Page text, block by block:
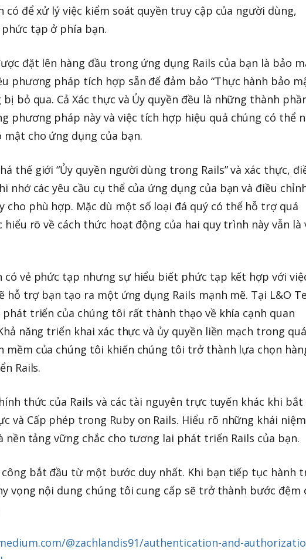
có để xử lý việc kiểm soát quyền truy cập của người dùng,
tạp ở phía bạn.
đặt lên hàng đầu trong ứng dụng Rails của bạn là bảo
phương pháp tích hợp sẵn để đảm bảo “Thực hành bảo
bị bỏ qua. Cả Xác thực và Ủy quyền đều là những thành
phương pháp này và việc tích hợp hiệu quả chúng có thể
cho ứng dụng của bạn.
thế giới “Ủy quyền người dùng trong Rails” và xác thực,
nhớ các yêu cầu cụ thể của ứng dụng của bạn và điều
cho phù hợp. Mặc dù một số loại đá quý có thể hỗ trợ quá
rõ về cách thức hoạt động của hai quy trình này vẫn là
có vẻ phức tạp nhưng sự hiểu biết phức tạp kết hợp với
hỗ trợ bạn tạo ra một ứng dụng Rails mạnh mẽ. Tại L&O
triển của chúng tôi rất thành thạo về khía cạnh quan
năng triển khai xác thực và ủy quyền liền mạch trong quá
của chúng tôi khiến chúng tôi trở thành lựa chọn
Rails.
thức của Rails và các tài nguyên trực tuyến khác khi bắt
và Cấp phép trong Ruby on Rails. Hiểu rõ những khái niệm
nền tảng vững chắc cho tương lai phát triển Rails của bạn.
công bắt đầu từ một bước duy nhất. Khi bạn tiếp tục hành
vọng nội dung chúng tôi cung cấp sẽ trở thành bước đệm
@zachlandis91/authentication-and-